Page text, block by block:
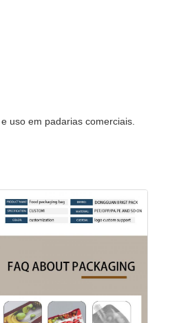
uso em padarias comerciais.